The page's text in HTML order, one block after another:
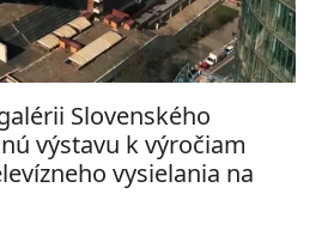
Slovenského
výstavu k výročiam
vysielania na